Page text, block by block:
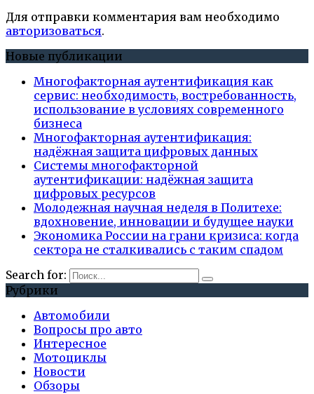
Для отправки комментария вам необходимо
авторизоваться.
Новые публикации
Многофакторная аутентификация как
сервис: необходимость, востребованность,
использование в условиях современного
бизнеса
Многофакторная аутентификация:
надёжная защита цифровых данных
Системы многофакторной
аутентификации: надёжная защита
цифровых ресурсов
Молодежная научная неделя в Политехе:
вдохновение, инновации и будущее науки
Экономика России на грани кризиса: когда
сектора не сталкивались с таким спадом
Search for:
Рубрики
Автомобили
Вопросы про авто
Интересное
Мотоциклы
Новости
Обзоры